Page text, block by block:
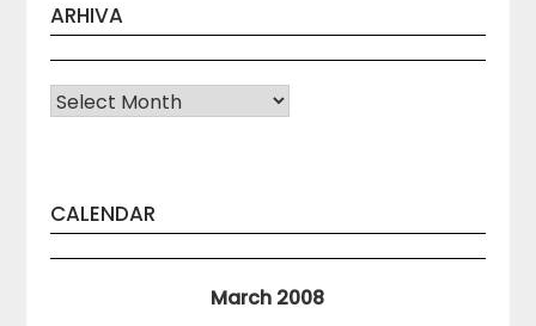
ARHIVA
Arhiva
CALENDAR
March 2008